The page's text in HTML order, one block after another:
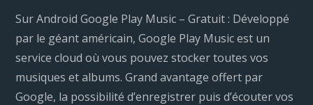
Sur Android Google Play Music – Gratuit : Développé
par le géant américain, Google Play Music est un
service cloud où vous pouvez stocker toutes vos
musiques et albums. Grand avantage offert par
Google, la possibilité d’enregistrer puis d’écouter vos